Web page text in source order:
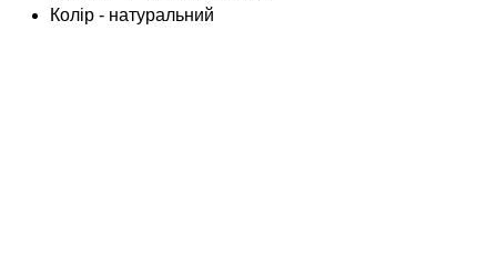
Колір - натуральний